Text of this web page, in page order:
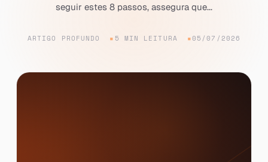
seguir estes 8 passos, assegura que...
ARTIGO PROFUNDO 5 MIN LEITURA 05/07/2026